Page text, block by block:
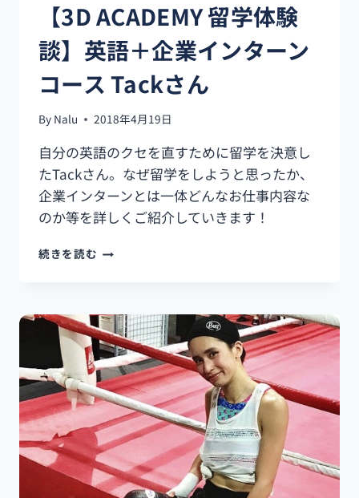
【3D ACADEMY 留学体験
談】英語＋企業インターン
コース Tackさん
By Nalu 2018年4月19日
自分の英語のクセを直すために留学を決意し
たTackさん。なぜ留学をしようと思ったか、
企業インターンとは一体どんなお仕事内容な
のか等を詳しくご紹介していきます！
続きを読む 【3D
体
験
談】
英
語
＋
企
業
イ
ン
タ